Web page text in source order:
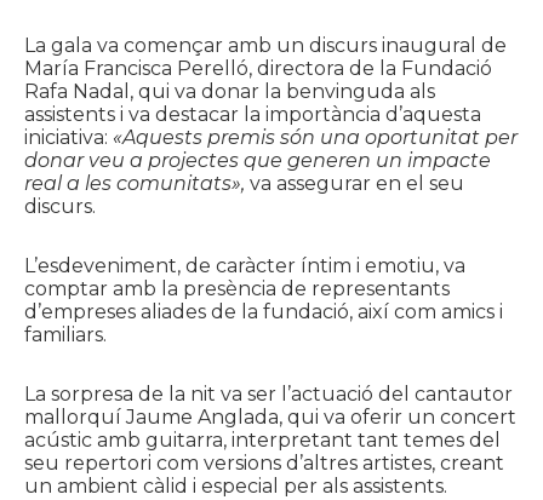
La gala va començar amb un discurs inaugural de
María Francisca Perelló, directora de la Fundació
Rafa Nadal, qui va donar la benvinguda als
assistents i va destacar la importància d’aquesta
iniciativa: «Aquests premis són una oportunitat per
donar veu a projectes que generen un impacte
real a les comunitats», va assegurar en el seu
discurs.
L’esdeveniment, de caràcter íntim i emotiu, va
comptar amb la presència de representants
d’empreses aliades de la fundació, així com amics i
familiars.
La sorpresa de la nit va ser l’actuació del cantautor
mallorquí Jaume Anglada, qui va oferir un concert
acústic amb guitarra, interpretant tant temes del
seu repertori com versions d’altres artistes, creant
un ambient càlid i especial per als assistents.